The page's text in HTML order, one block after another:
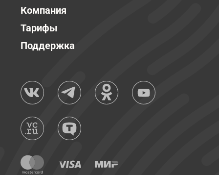
Компания
Тарифы
Поддержка